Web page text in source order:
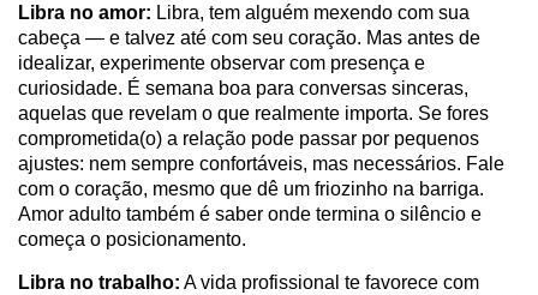
Libra no amor: Libra, tem alguém mexendo com sua
cabeça — e talvez até com seu coração. Mas antes de
idealizar, experimente observar com presença e
curiosidade. É semana boa para conversas sinceras,
aquelas que revelam o que realmente importa. Se fores
comprometida(o) a relação pode passar por pequenos
ajustes: nem sempre confortáveis, mas necessários. Fale
com o coração, mesmo que dê um friozinho na barriga.
Amor adulto também é saber onde termina o silêncio e
começa o posicionamento.
Libra no trabalho: A vida profissional te favorece com